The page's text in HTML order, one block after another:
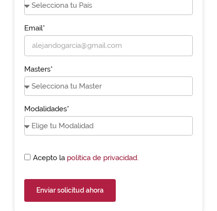
Email*
Masters*
Modalidades*
Acepto la política de privacidad.
Enviar solicitud ahora